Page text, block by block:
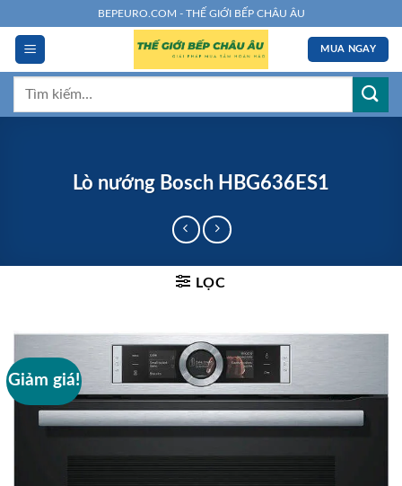
đến
dung
BEPEURO.COM - THẾ GIỚI BẾP CHÂU ÂU
MUA NGAY
Tìm
Lò nướng Bosch HBG636ES1
LỌC
Giảm giá!